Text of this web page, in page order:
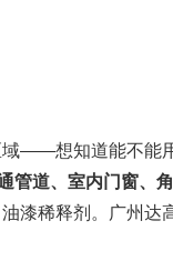
域——想知道能不能
管道、室内门窗、
漆稀释剂。广州达